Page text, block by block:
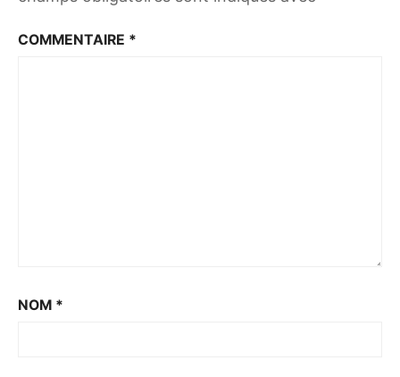
COMMENTAIRE *
NOM *